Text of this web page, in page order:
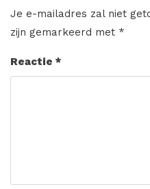
Je e-mailadres zal niet
zijn gemarkeerd met *
Reactie *